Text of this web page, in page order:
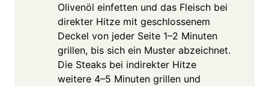
Olivenöl einfetten und das Fleisch bei
direkter Hitze mit geschlossenem
Deckel von jeder Seite 1–2 Minuten
grillen, bis sich ein Muster abzeichnet.
Die Steaks bei indirekter Hitze
weitere 4–5 Minuten grillen und